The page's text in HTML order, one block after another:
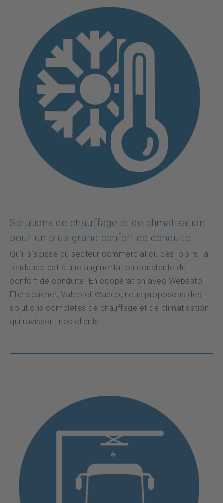
Solutions de chauffage et de climatisation
pour un plus grand confort de conduite
Qu'il s'agisse du secteur commercial ou des loisirs, la
tendance est à une augmentation constante du
confort de conduite. En coopération avec Webasto,
Eberspächer, Valeo et Waeco, nous proposons des
solutions complètes de chauffage et de climatisation
qui ravissent nos clients.